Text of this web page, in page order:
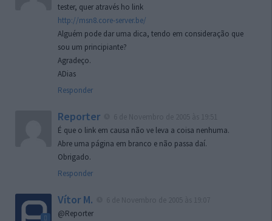
tester, quer através ho link
http://msn8.core-server.be/
Alguém pode dar uma dica, tendo em consideração que
sou um principiante?
Agradeço.
ADias
Responder
Reporter
É que o link em causa não ve leva a coisa nenhuma.
Abre uma página em branco e não passa daí.
Obrigado.
Responder
Vítor M.
@Reporter